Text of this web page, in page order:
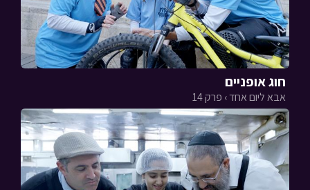
חוג אופניים
אבא ליום אחד › פרק 14